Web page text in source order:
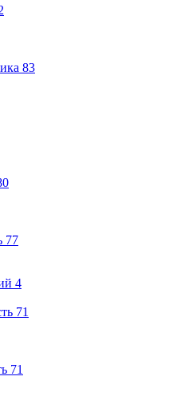
83
77
4
71
71